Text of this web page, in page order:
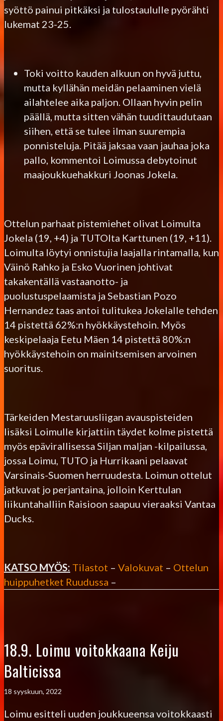
syöttö painui pitkäksi ja tulostaululle pyörähti
lukemat 23-25.
Toki voitto kauden alkuun on hyvä juttu,
mutta kyllähän meidän pelaaminen vielä
ailahtelee aika paljon. Ollaan hyvin pelin
päällä, mutta sitten vähän tuudittaudutaan
siihen, että se tulee ilman suurempia
ponnisteluja. Pitää jaksaa vaan jauhaa joka
pallo, kommentoi Loimussa debytoinut
maajoukkuehakkuri Joonas Jokela.
Ottelun parhaat pistemiehet olivat Loimulta
Jokela (19, +4) ja TUTOlta Karttunen (19, +11).
Loimulta löytyi onnistujia laajalla rintamalla, kun
Väinö Rahko ja Esko Vuorinen johtivat
takakentällä vastaanotto- ja
puolustuspelaamista ja Sebastian Pozo
Hernandez taas antoi tulitukea Jokelalle tehden
14 pistettä 62%:n hyökkäystehoin. Myös
keskipelaaja Eetu Mäen 14 pistettä 80%:n
hyökkäystehoin on mainitsemisen arvoinen
suoritus.
Tärkeiden Mestaruusliigan avauspisteiden
lisäksi Loimulle kirjattiin täydet kolme pistettä
myös epävirallisessa Siljan maljan -kilpailussa,
jossa Loimu, TUTO ja Hurrikaani pelaavat
Varsinais-Suomen herruudesta. Loimun ottelut
jatkuvat jo perjantaina, jolloin Kerttulan
liikuntahalliin Raisioon saapuu vieraaksi Vantaa
Ducks.
KATSO MYÖS: Tilastot – Valokuvat – Ottelun
huippuhetket Ruudussa –
18.9. Loimu voitokkaana Keiju
Balticissa
18 syyskuun, 2022
Loimu esitteli uuden joukkueensa voitokkaasti